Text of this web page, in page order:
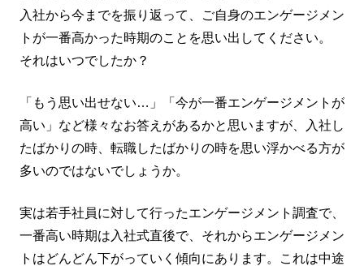
入社から今までを振り返って、ご自身のエンゲージメン
トが一番高かった時期のことを思い出してください。
それはいつでしたか？
「もう思い出せない…」「今が一番エンゲージメントが
高い」など様々なお答えがあるかと思いますが、入社し
たばかりの時、転職したばかりの時を思い浮かべる方が
多いのではないでしょうか。
実は若手社員に対して行ったエンゲージメント調査で、
一番高い時期は入社式直後で、それからエンゲージメン
トはどんどん下がっていく傾向にあります。これは中途